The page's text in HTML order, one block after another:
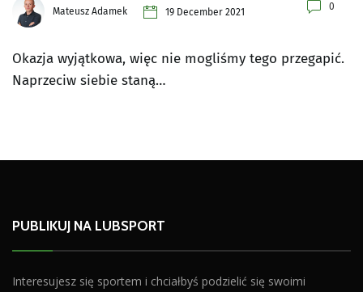
Mateusz Adamek 19 December 2021 0
Okazja wyjątkowa, więc nie mogliśmy tego przegapić.
Naprzeciw siebie staną…
PUBLIKUJ NA LUBSPORT
Interesujesz się sportem i chciałbyś podzielić się swoimi